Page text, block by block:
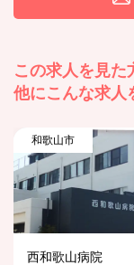
この求人を見た
他にこんな求人
和歌山市
西和歌山病院